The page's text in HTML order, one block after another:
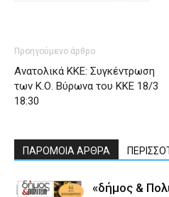
Προηγούμενο άρθρο
Ανατολικά ΚΚΕ: Συγκέντρωση
των Κ.Ο. Βύρωνα του ΚΚΕ 18/3
18:30
ΠΑΡΟΜΟΙΑ ΑΡΘΡΑ
«δήμος &